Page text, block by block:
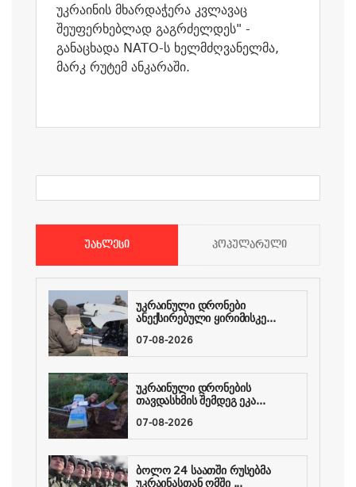
უკრაინის მხარდაჭერა კვლავაც
შეუფერხებლად გაგრძელდეს" -
განაცხადა NATO-ს ხელმძღვანელმა,
მარკ რუტემ ანკარაში.
ᲣᲐᲮᲚᲔᲡᲘ ᲞᲝᲞᲣᲚᲐᲠᲣᲚᲘ
უკრაინული დრონები
ანექსირებული ყირიმისკე...
07-08-2026
უკრაინული დრონების
თავდასხმის შემდეგ ეკა...
07-08-2026
ბოლო 24 საათში რუსებმა
უკრაინასთან ომში ...